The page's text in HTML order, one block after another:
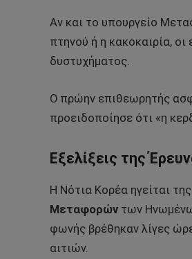
Αν και το υπουργείο
πτηνού ή η κακοκαιρία,
δυστυχήματος.
Ο πρώην επιθεωρητής
προειδοποίησε ότι «η
Εξελίξεις της
Η Νότια Κορέα ηγείται
Μεταφορών των
φωνής βρέθηκαν λίγες
αιτιών.